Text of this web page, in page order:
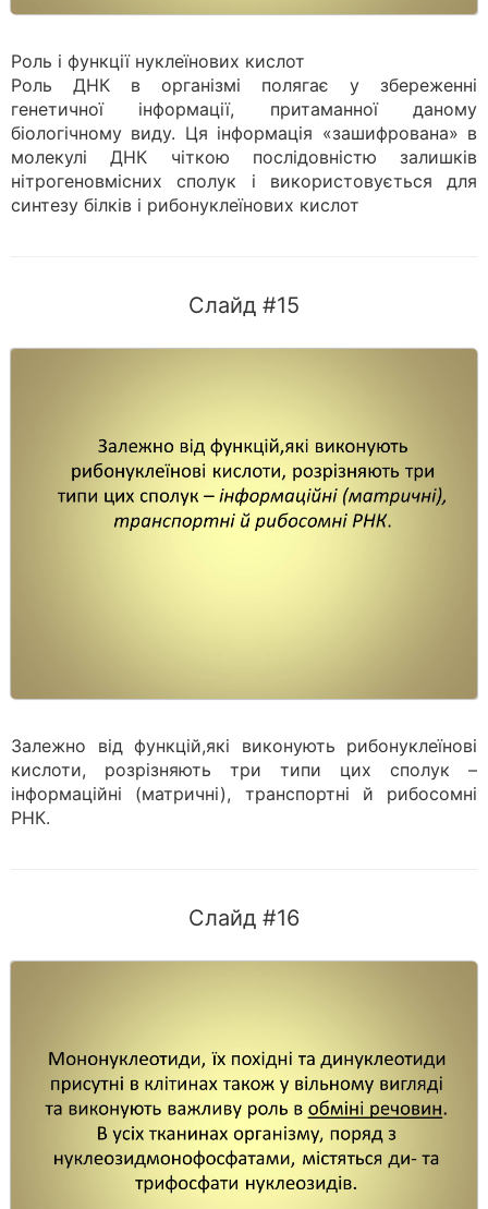
Роль і функції нуклеїнових кислот
Роль ДНК в організмі полягає у збереженні
генетичної інформації, притаманної даному
біологічному виду. Ця інформація «зашифрована» в
молекулі ДНК чіткою послідовністю залишків
нітрогеновмісних сполук і використовується для
синтезу білків і рибонуклеїнових кислот
Слайд #15
Залежно від функцій,які виконують рибонуклеїнові
кислоти, розрізняють три типи цих сполук –
інформаційні (матричні), транспортні й рибосомні
РНК.
Слайд #16